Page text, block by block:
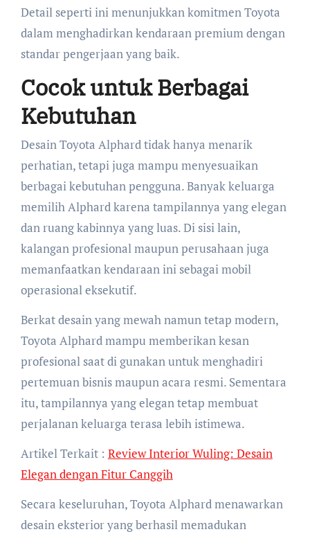
Detail seperti ini menunjukkan komitmen Toyota
dalam menghadirkan kendaraan premium dengan
standar pengerjaan yang baik.
Cocok untuk Berbagai
Kebutuhan
Desain Toyota Alphard tidak hanya menarik
perhatian, tetapi juga mampu menyesuaikan
berbagai kebutuhan pengguna. Banyak keluarga
memilih Alphard karena tampilannya yang elegan
dan ruang kabinnya yang luas. Di sisi lain,
kalangan profesional maupun perusahaan juga
memanfaatkan kendaraan ini sebagai mobil
operasional eksekutif.
Berkat desain yang mewah namun tetap modern,
Toyota Alphard mampu memberikan kesan
profesional saat di gunakan untuk menghadiri
pertemuan bisnis maupun acara resmi. Sementara
itu, tampilannya yang elegan tetap membuat
perjalanan keluarga terasa lebih istimewa.
Artikel Terkait : Review Interior Wuling: Desain
Elegan dengan Fitur Canggih
Secara keseluruhan, Toyota Alphard menawarkan
desain eksterior yang berhasil memadukan